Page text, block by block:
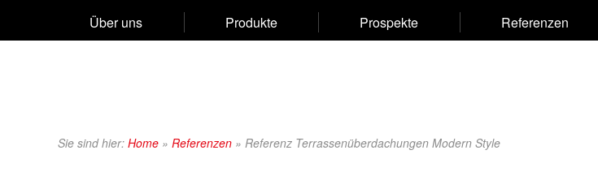
Über uns Produkte Prospekte Referenzen
Sie sind hier: Home » Referenzen » Referenz Terrassenüberdachungen Modern Style